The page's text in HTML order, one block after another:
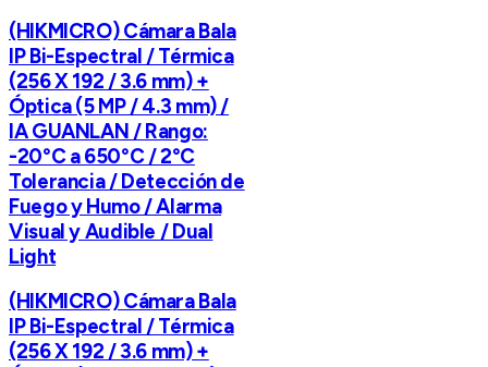
(HIKMICRO) Cámara Bala
IP Bi-Espectral / Térmica
(256 X 192 / 3.6 mm) +
Óptica (5 MP / 4.3 mm) /
IA GUANLAN / Rango:
-20°C a 650°C / 2°C
Tolerancia / Detección de
Fuego y Humo / Alarma
Visual y Audible / Dual
Light
(HIKMICRO) Cámara Bala
IP Bi-Espectral / Térmica
(256 X 192 / 3.6 mm) +